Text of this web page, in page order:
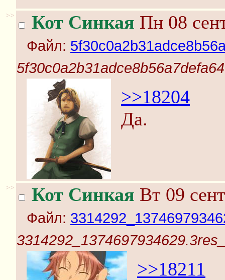
>> Кот Синкая Пн 08
Файл:
>>18204
Да.
>> Кот Синкая Вт 09
Файл:
>>18211